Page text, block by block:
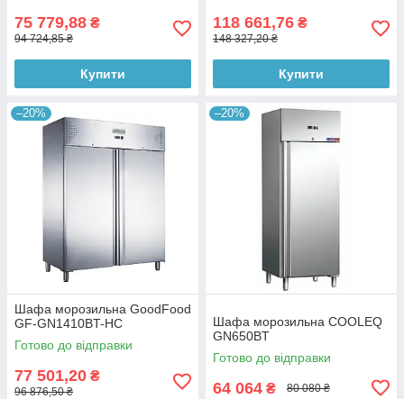
75 779,88 ₴
94 724,85 ₴
Купити
118 661,76 ₴
148 327,20 ₴
Купити
–20%
Шафа морозильна GoodFood
GF-GN1410BT-HC
Готово до відправки
77 501,20 ₴
96 876,50 ₴
–20%
Шафа морозильна COOLEQ
GN650BT
Готово до відправки
64 064 ₴ 80 080 ₴